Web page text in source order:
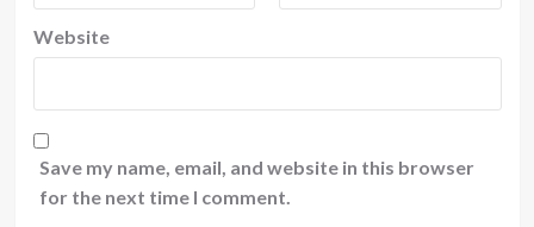
Website
Save my name, email, and website in this browser
for the next time I comment.